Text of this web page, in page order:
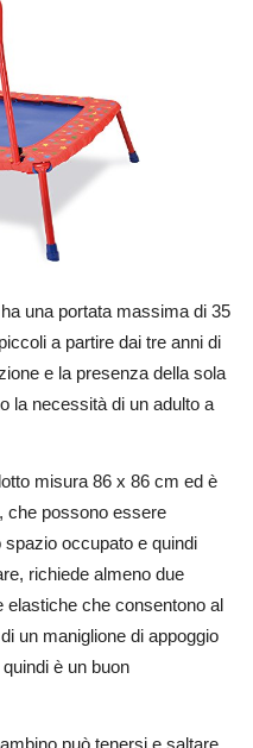
una portata massima di 35
a partire dai tre anni di
e la presenza della sola
la necessità di un adulto a
misura 86 x 86 cm ed è
che possono essere
occupato e quindi
richiede almeno due
elastiche che consentono al
un maniglione di appoggio
è un buon
può tenersi e saltare